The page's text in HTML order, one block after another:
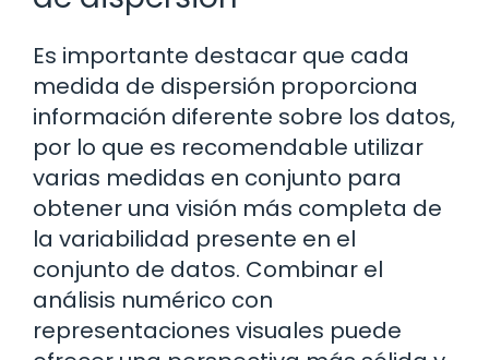
Es importante destacar que cada
medida de dispersión proporciona
información diferente sobre los datos,
por lo que es recomendable utilizar
varias medidas en conjunto para
obtener una visión más completa de
la variabilidad presente en el
conjunto de datos. Combinar el
análisis numérico con
representaciones visuales puede